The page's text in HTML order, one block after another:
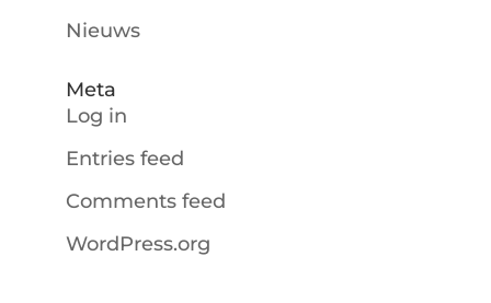
Nieuws
Meta
Log in
Entries feed
Comments feed
WordPress.org